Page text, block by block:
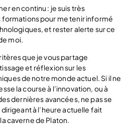
en continu : je suis très
pour me tenir informé
et rester alerte sur ce
moi.
que je vous partage
et réflexion sur les
de notre monde actuel. Si il ne
la course à l’innovation, ou à
dernières avancées, ne pas se
à l’heure actuelle fait
caverne de Platon.